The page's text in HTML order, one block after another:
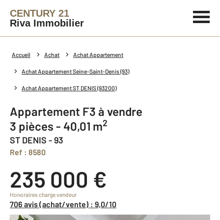
CENTURY 21
Riva Immobilier
Accueil Achat Achat Appartement
Achat Appartement Seine-Saint-Denis (93)
Achat Appartement ST DENIS (93200)
Appartement F3 à vendre
3 pièces - 40,01 m2
ST DENIS - 93
Ref : 8580
235 000 €
Honoraires charge vendeur
706 avis (achat/vente) : 9,0/10